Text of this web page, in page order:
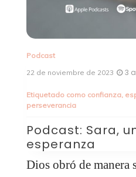
Podcast
15 de noviembre de 2023
Podcast:
glorificar a
matrimonio
divorcio?
Estas disciplinas